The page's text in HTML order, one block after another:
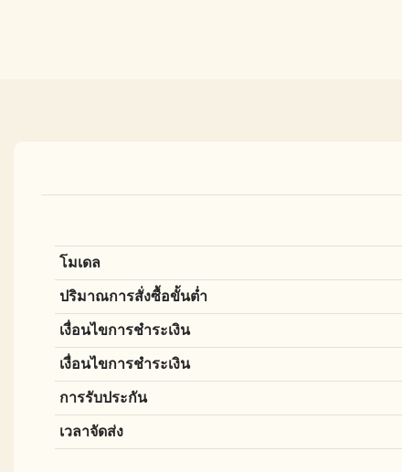
โมเดล
ปริมาณการสั่งซื้อขั้นต่ำ
เงื่อนไขการชำระเงิน
เงื่อนไขการชำระเงิน
การรับประกัน
เวลาจัดส่ง